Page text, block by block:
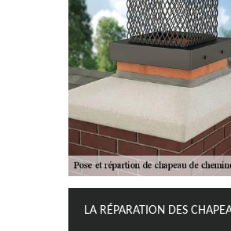
LA RÉPARATION DES